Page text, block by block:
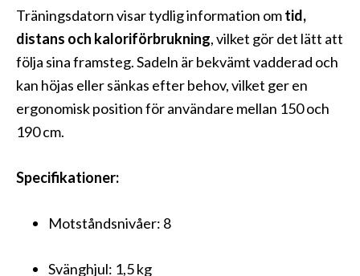
Träningsdatorn visar tydlig information omtid,
distans och kaloriförbrukning, vilket gör det lätt att
följa sina framsteg. Sadeln är bekvämt vadderad och
kan höjas eller sänkas efter behov, vilket ger en
ergonomisk position för användare mellan 150 och
190 cm.
Specifikationer:
Motståndsnivåer: 8
Svänghjul: 1,5 kg